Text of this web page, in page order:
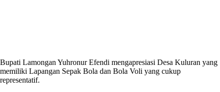
Bupati Lamongan Yuhronur Efendi mengapresiasi Desa Kuluran yang
memiliki Lapangan Sepak Bola dan Bola Voli yang cukup
representatif.